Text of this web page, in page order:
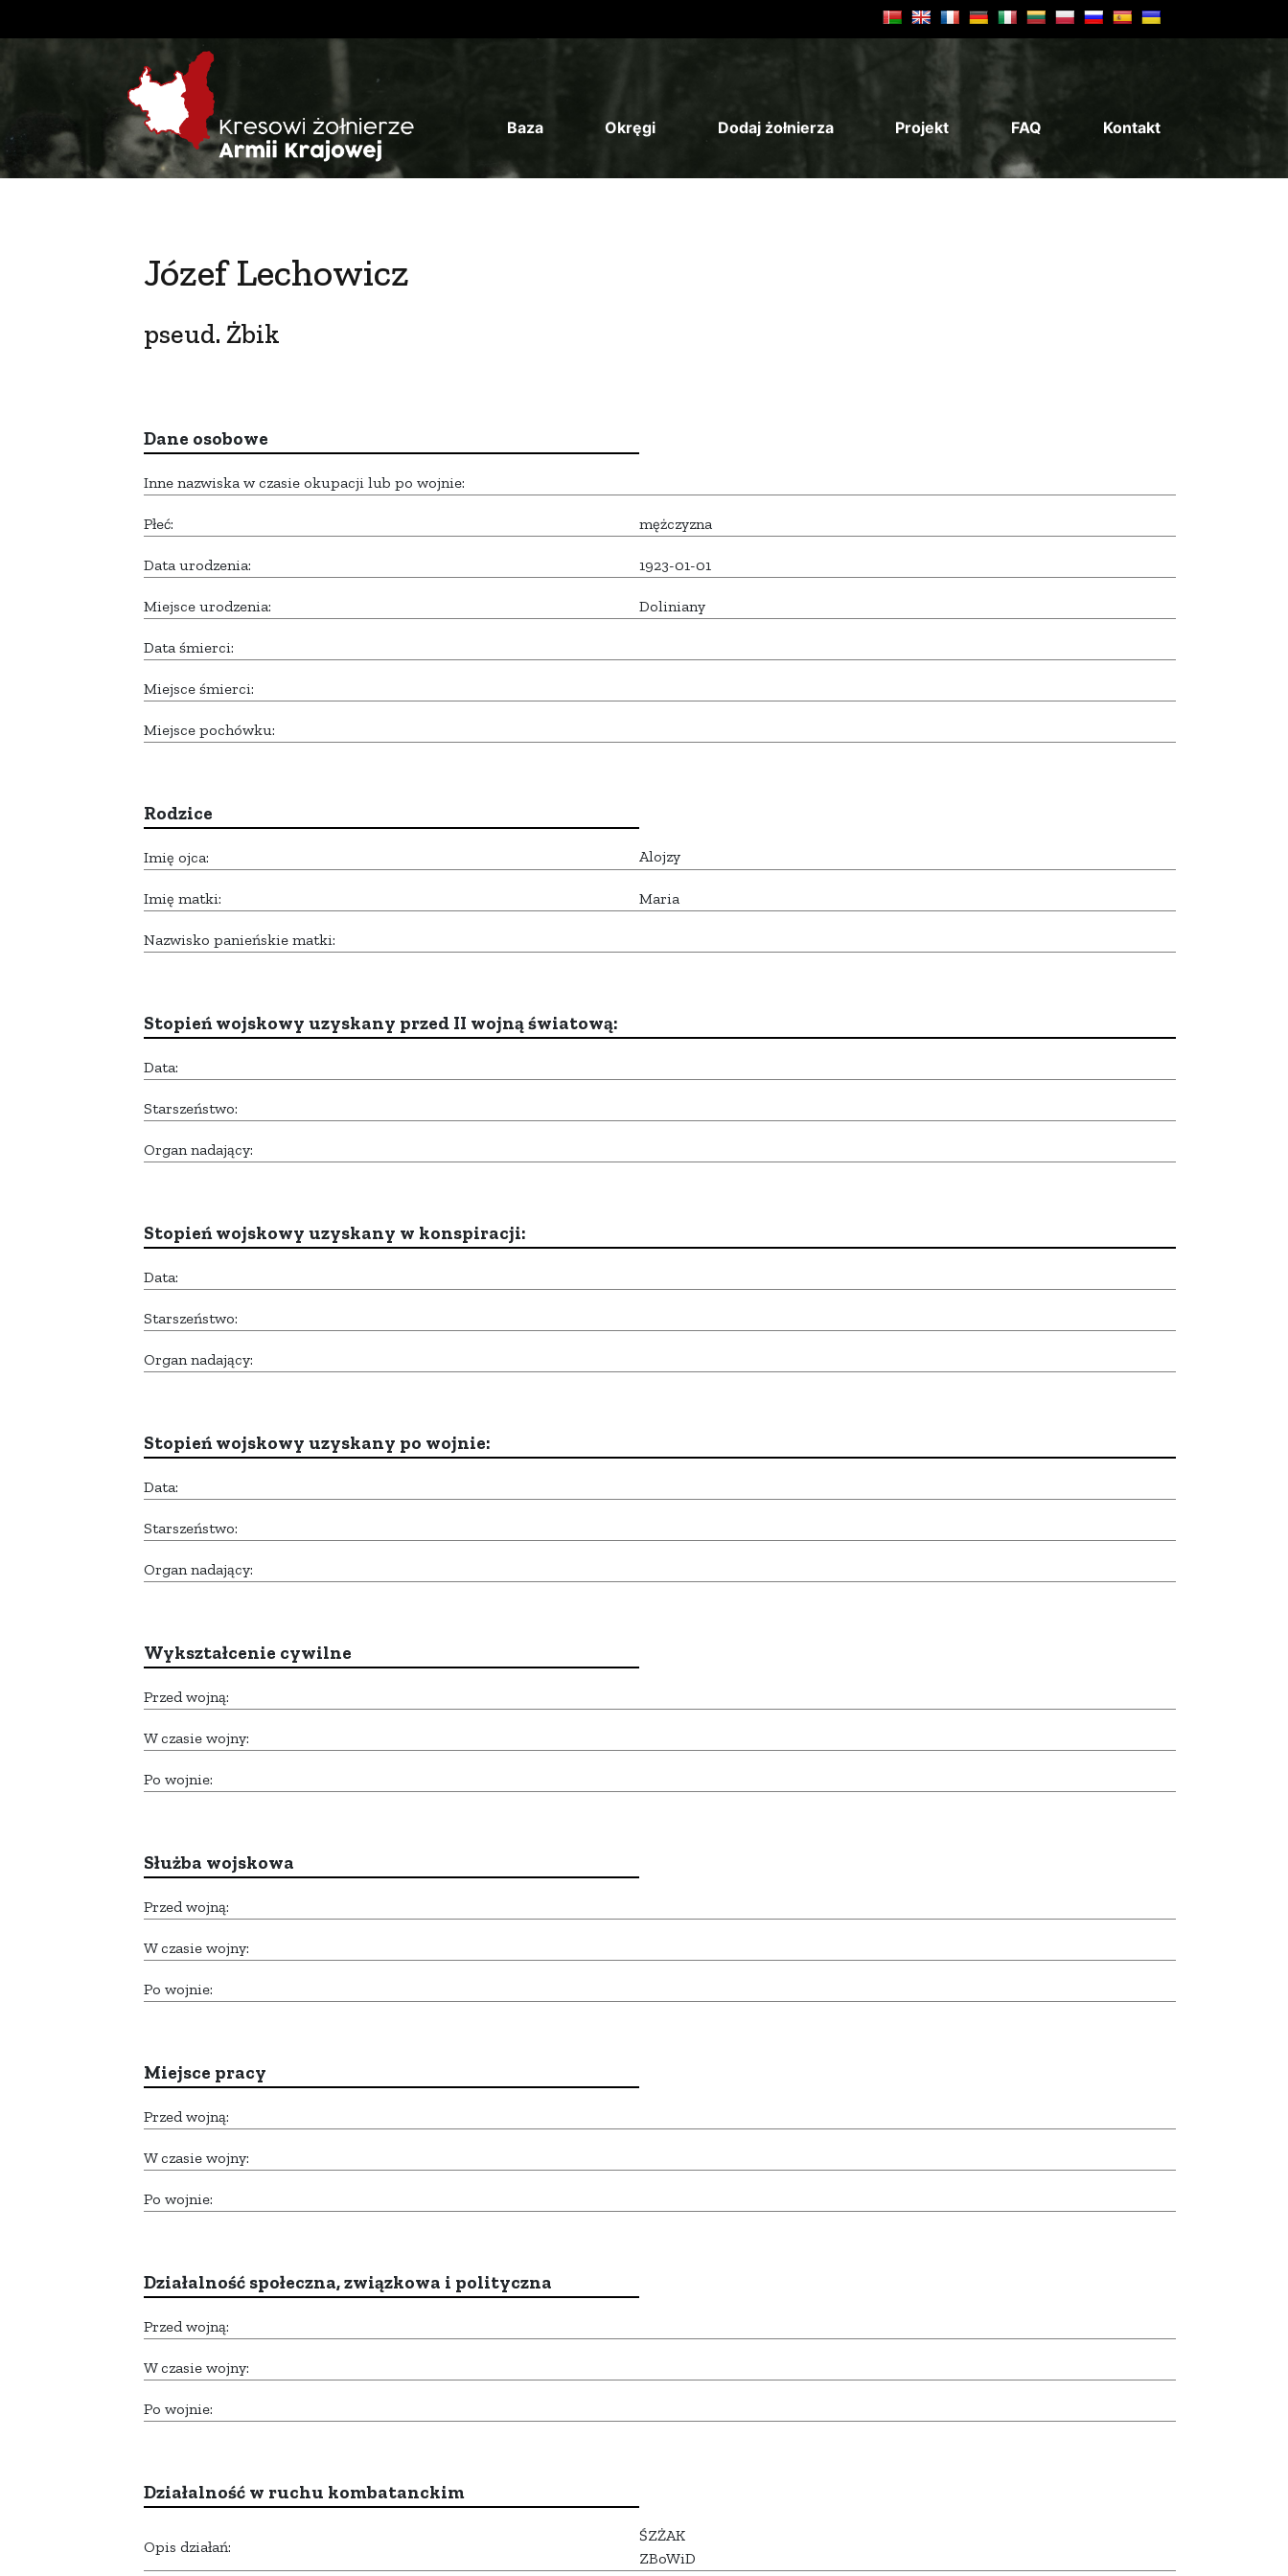
Baza Okręgi Dodaj żołnierza Projekt FAQ Kontakt
Józef Lechowicz
pseud. Żbik
Dane osobowe
Inne nazwiska w czasie okupacji lub po wojnie:
Płeć: mężczyzna
Data urodzenia: 1923-01-01
Miejsce urodzenia: Doliniany
Data śmierci:
Miejsce śmierci:
Miejsce pochówku:
Rodzice
Imię ojca: Alojzy
Imię matki: Maria
Nazwisko panieńskie matki:
Stopień wojskowy uzyskany przed II wojną światową:
Data:
Starszeństwo:
Organ nadający:
Stopień wojskowy uzyskany w konspiracji:
Data:
Starszeństwo:
Organ nadający:
Stopień wojskowy uzyskany po wojnie:
Data:
Starszeństwo:
Organ nadający:
Wykształcenie cywilne
Przed wojną:
W czasie wojny:
Po wojnie:
Służba wojskowa
Przed wojną:
W czasie wojny:
Po wojnie:
Miejsce pracy
Przed wojną:
W czasie wojny:
Po wojnie:
Działalność społeczna, związkowa i polityczna
Przed wojną:
W czasie wojny:
Po wojnie:
Działalność w ruchu kombatanckim
Opis działań:
ŚZŻAK
ZBoWiD